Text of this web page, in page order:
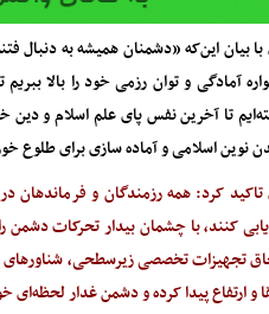
بیان این‌که «دشمنان همیشه به دنبال
آمادگی و توان رزمی خود را بالا
تا آخرین نفس پای علم اسلام و
نوین اسلامی و آماده سازی برای طلوع
کرد: همه رزمندگان و فرماندهان
کنند، با چشمان بیدار تحرکات
تجهیزات تخصصی زیرسطحی، شناور‌های
و ارتفاع پیدا کرده و دشمن غدار